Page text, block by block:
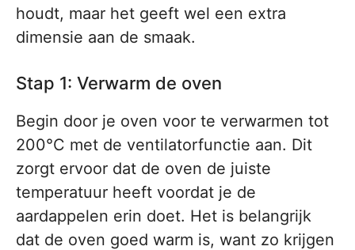
houdt, maar het geeft wel een extra
dimensie aan de smaak.
Stap 1: Verwarm de oven
Begin door je oven voor te verwarmen tot
200°C met de ventilatorfunctie aan. Dit
zorgt ervoor dat de oven de juiste
temperatuur heeft voordat je de
aardappelen erin doet. Het is belangrijk
dat de oven goed warm is, want zo krijgen